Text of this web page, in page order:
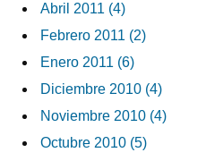
Abril 2011 (4)
Febrero 2011 (2)
Enero 2011 (6)
Diciembre 2010 (4)
Noviembre 2010 (4)
Octubre 2010 (5)